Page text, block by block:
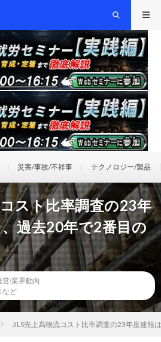
災害/事故/不祥事 テクノロジー/製品
スト比率調査の23年
過去20年で2番目の
営/業界動向
など
JILS売上高物流コスト比率調査の23年度速報